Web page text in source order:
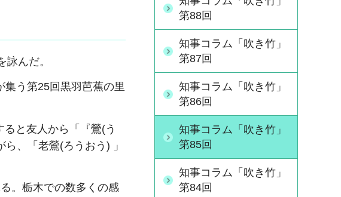
んだ。
う第25回黒羽芭蕉の里
と友人から「『鶯(う
ら、「 老鶯(ろうおう) 」
。栃木での数多くの感
第88回
知事コラム「吹き竹」
第87回
知事コラム「吹き竹」
第86回
知事コラム「吹き竹」
第85回
知事コラム「吹き竹」
第84回